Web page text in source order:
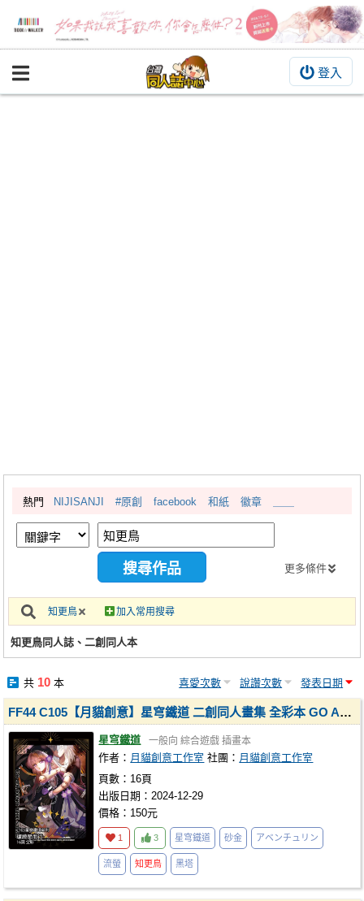
登入
BOOKY書集倉庫
繪圖藝廊
交流中心
攤位轉讓區
會員中心
註冊會員
熱門 NIJISANJI #原創 facebook 和紙 徽章
更多條件
知更鳥 加入常用搜尋
知更鳥同人誌、二創同人本
共 10本 喜愛次數 說讚次數 發表日期
FF44 C105【月貓創意】星穹鐵道 二創同人畫集 全彩本 GO AROUND THE STAR 繪師 小野大貓
星穹鐵道 一般向 綜合遊戲 插畫本
作者： 月貓創意工作室 社團： 月貓創意工作室
頁數：16頁
出版日期：2024-12-29
價格：150元
1 3 星穹鐵道 砂金 アベンチュリン
流螢 知更鳥 黑塔